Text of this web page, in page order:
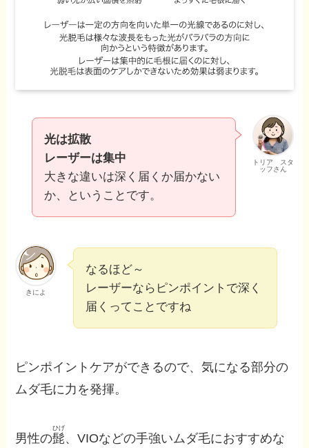
トリア スタ
ッフさん
光は拡散
レーザーは集中
大きな違いは深く届くか届かない
か、ということです。
きによ
なるほど～
レーザーならピンポイントで深く
届くってことですね
ピンポイントケアができるので、気になる部分の
ムダ毛に力を発揮。
男性の髭
ひげ
、VIOなどの手強いムダ毛におすすめな